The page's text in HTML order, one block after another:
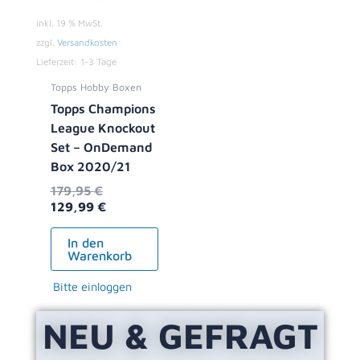
inkl. 19 % MwSt.
zzgl. Versandkosten
Lieferzeit: 1-3 Tage
Topps Hobby Boxen
Topps Champions
League Knockout
Set – OnDemand
Box 2020/21
179,95€
129,99 €
In den
Warenkorb
Bitte einloggen
NEU & GEFRAGT